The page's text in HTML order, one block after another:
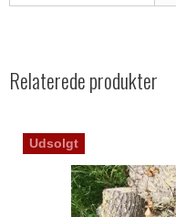
Relaterede produkter
Udsolgt